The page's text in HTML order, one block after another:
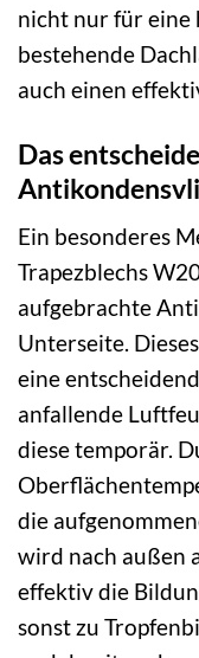
nicht nur für eine
bestehende
auch einen
Das
Ein besonderes
Trapezblechs
aufgebrachte
Unterseite.
eine
anfallende
diese temporär.
die
wird nach außen
effektiv die
sonst zu